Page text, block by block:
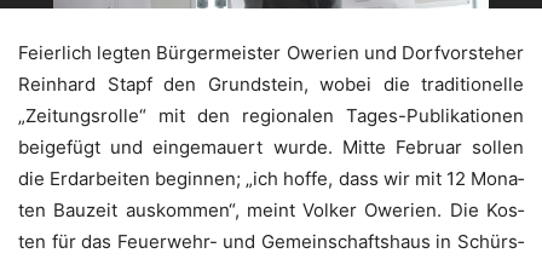
Fei­er­lich leg­ten Bür­ger­meis­ter Owe­ri­en und Dorf­vor­ste­her
Rein­hard Stapf den Grund­stein, wobei die tra­di­tio­nel­le
„Zei­tungs­rol­le“ mit den regio­na­len Tages-Publi­ka­tio­nen
bei­gefügt und ein­ge­mau­ert wur­de. Mit­te Febru­ar sol­len
die Erd­ar­bei­ten begin­nen; „ich hof­fe, dass wir mit 12 Mona­
ten Bau­zeit aus­kom­men“, meint Vol­ker Owe­ri­en. Die Kos­
ten für das Feu­er­wehr- und Gemein­schafts­haus in Schürs­